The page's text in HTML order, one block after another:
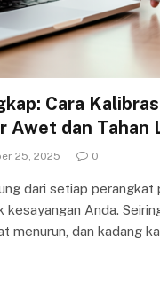
Cara
Awet dan Tahan
25, 2025 0
dari setiap perangkat
Anda.
menurun, dan kadang